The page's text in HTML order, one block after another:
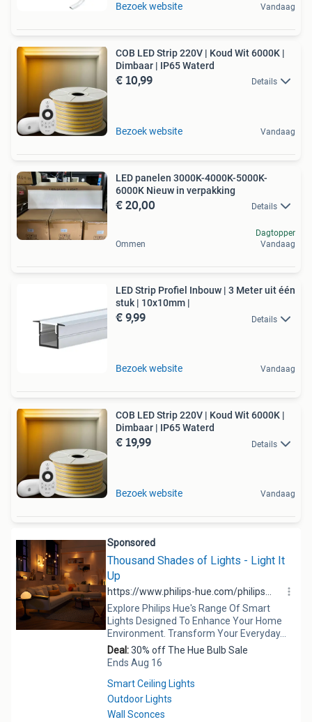
Bezoek website Vandaag
COB LED Strip 220V | Koud Wit 6000K |
Dimbaar | IP65 Waterd
€ 10,99 Details
Bezoek website Vandaag
LED panelen 3000K-4000K-5000K-
6000K Nieuw in verpakking
€ 20,00 Details
Ommen
Dagtopper
Vandaag
LED Strip Profiel Inbouw | 3 Meter uit één
stuk | 10x10mm |
€ 9,99 Details
Bezoek website Vandaag
COB LED Strip 220V | Koud Wit 6000K |
Dimbaar | IP65 Waterd
€ 19,99 Details
Bezoek website Vandaag